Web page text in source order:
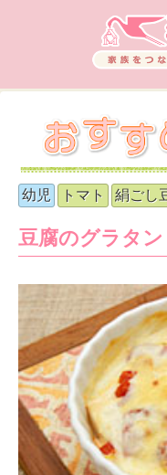
幼児 トマト 絹ごし
豆腐のグラタン